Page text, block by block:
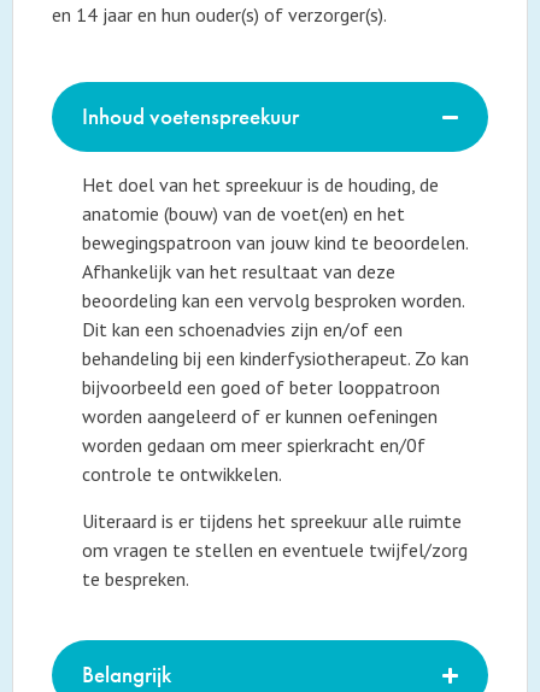
en 14 jaar en hun ouder(s) of verzorger(s).
Inhoud voetenspreekuur
Het doel van het spreekuur is de houding, de
anatomie (bouw) van de voet(en) en het
bewegingspatroon van jouw kind te beoordelen.
Afhankelijk van het resultaat van deze
beoordeling kan een vervolg besproken worden.
Dit kan een schoenadvies zijn en/of een
behandeling bij een kinderfysiotherapeut. Zo kan
bijvoorbeeld een goed of beter looppatroon
worden aangeleerd of er kunnen oefeningen
worden gedaan om meer spierkracht en/0f
controle te ontwikkelen.
Uiteraard is er tijdens het spreekuur alle ruimte
om vragen te stellen en eventuele twijfel/zorg
te bespreken.
Belangrijk